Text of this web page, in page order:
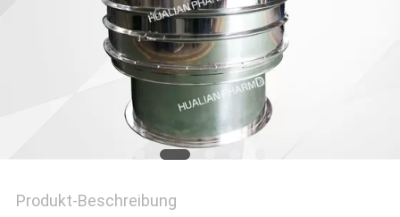
Produkt-Beschreibung